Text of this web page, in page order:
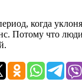
когда
Потому что